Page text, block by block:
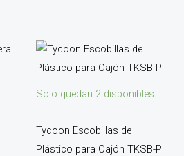
Solo quedan 2 disponibles
Tycoon Escobillas de
Plástico para Cajón TKSB-P